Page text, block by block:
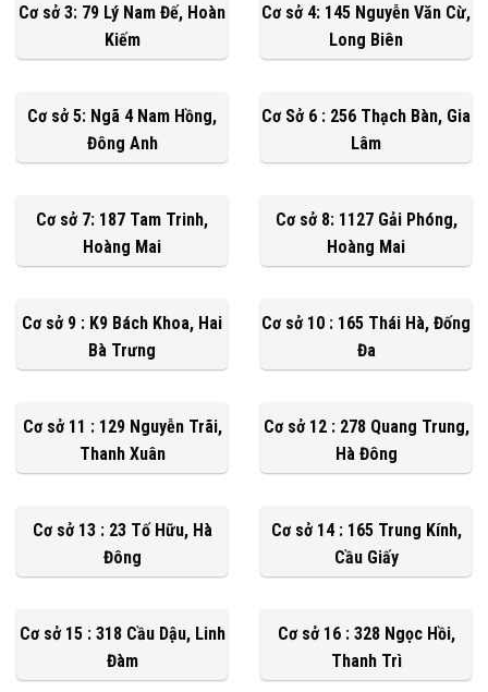
Cơ sở 3: 79 Lý Nam Đế, Hoàn
Kiếm
Cơ sở 4: 145 Nguyễn Văn Cừ,
Long Biên
Cơ sở 5: Ngã 4 Nam Hồng,
Đông Anh
Cơ Sở 6 : 256 Thạch Bàn, Gia
Lâm
Cơ sở 7: 187 Tam Trinh,
Hoàng Mai
Cơ sở 8: 1127 Gải Phóng,
Hoàng Mai
Cơ sở 9 : K9 Bách Khoa, Hai
Bà Trưng
Cơ sở 10 : 165 Thái Hà, Đống
Đa
Cơ sở 11 : 129 Nguyễn Trãi,
Thanh Xuân
Cơ sở 12 : 278 Quang Trung,
Hà Đông
Cơ sở 13 : 23 Tố Hữu, Hà
Đông
Cơ sở 14 : 165 Trung Kính,
Cầu Giấy
Cơ sở 15 : 318 Cầu Dậu, Linh
Đàm
Cơ sở 16 : 328 Ngọc Hồi,
Thanh Trì